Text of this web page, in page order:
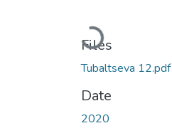
Loading...
Files
Tubaltseva 12.pdf
Date
2020